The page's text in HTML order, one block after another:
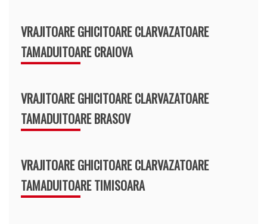
VRAJITOARE GHICITOARE CLARVAZATOARE
TAMADUITOARE CRAIOVA
VRAJITOARE GHICITOARE CLARVAZATOARE
TAMADUITOARE BRASOV
VRAJITOARE GHICITOARE CLARVAZATOARE
TAMADUITOARE TIMISOARA